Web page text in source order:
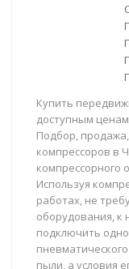
Купить
доступным
Подбор,
компрессоров в
компрессорного
Используя
работах, не
оборудования, к
подключить
пыли, а условия